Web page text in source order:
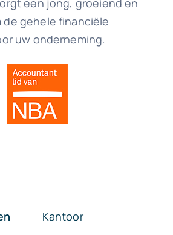
een jong, groeiend en
gehele financiële
uw onderneming.
Kantoor